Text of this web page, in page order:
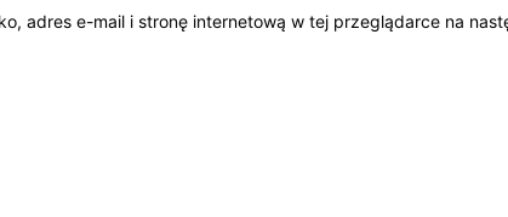
adres e-mail i stronę internetową w tej przeglądarce na